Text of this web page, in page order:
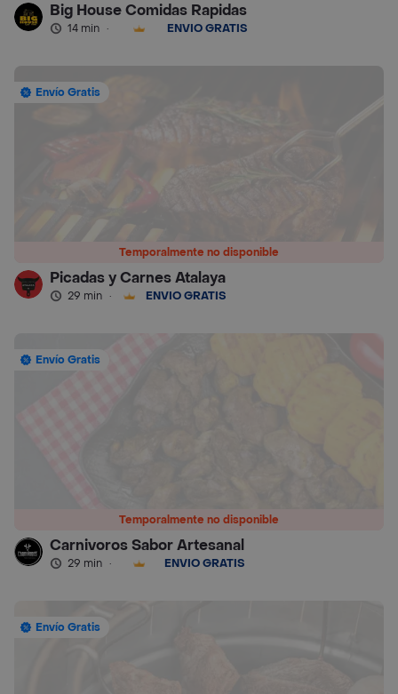
Big House Comidas Rapidas
14 min · ENVÍO GRATIS
Temporalmente no disponible
Envío Gratis
Picadas y Carnes Atalaya
29 min · ENVÍO GRATIS
Temporalmente no disponible
Envío Gratis
Carnivoros Sabor Artesanal
29 min · ENVÍO GRATIS
Envío Gratis